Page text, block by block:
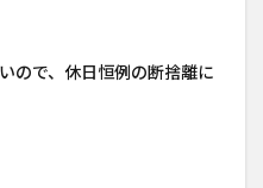
ので、休日恒例の断捨離に